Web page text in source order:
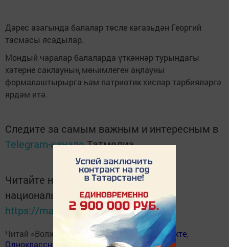
Дәрес азагында балалар төсле кәгазьдән Георгий
тасмасы ясадылар.
Мондый чаралар балаларда үткәннәр турындагы
хәтерне саклауның мөһимлеген аңлауны
формалаштырырга һәм патриотик хисләр тәрбияләргә
ярдәм итә.
Следите за самым важным и интересным в
Telegram-каналеТатмедиа
Читайте новости Татарстана в
национальном мессенджере MАХ:
https://max.ru/tatmedia
Читай «Волжскую новь» вТелеграм,Вконтакте,
Одноклассники
Дзен